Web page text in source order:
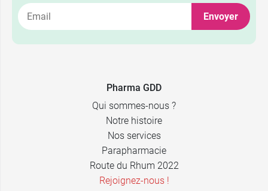
Envoyer
Pharma GDD
Qui sommes-nous ?
Notre histoire
Nos services
Parapharmacie
Route du Rhum 2022
Rejoignez-nous !